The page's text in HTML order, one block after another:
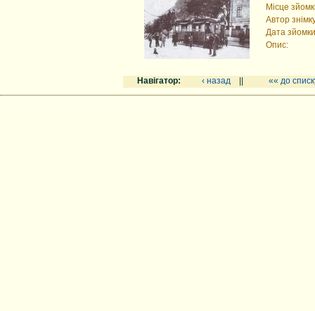
Місце
Автор
Дата
Опис:
Навігатор: ‹ назад «« до